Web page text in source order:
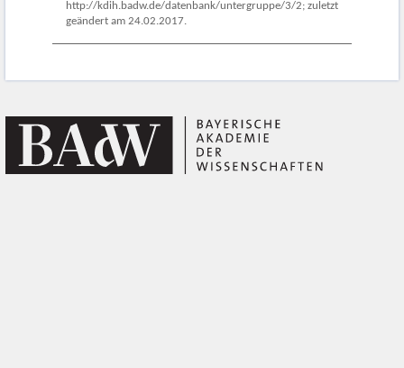
http://kdih.badw.de/datenbank/untergruppe/3/2; zuletzt
geändert am 24.02.2017.